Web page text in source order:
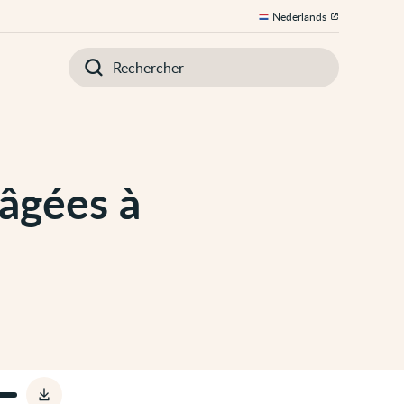
à
Introduisez
votre
recherche
Nederlands